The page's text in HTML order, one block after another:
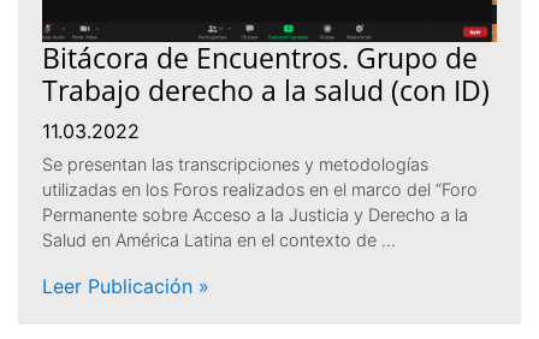
Bitácora de Encuentros. Grupo de
Trabajo derecho a la salud (con ID)
11.03.2022
Se presentan las transcripciones y metodologías
utilizadas en los Foros realizados en el marco del “Foro
Permanente sobre Acceso a la Justicia y Derecho a la
Salud en América Latina en el contexto de …
Leer Publicación »